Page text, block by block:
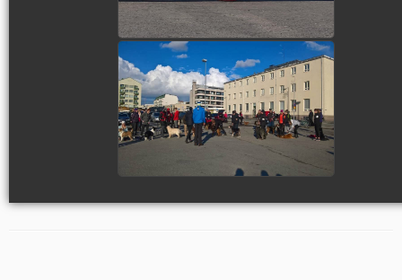
view picture